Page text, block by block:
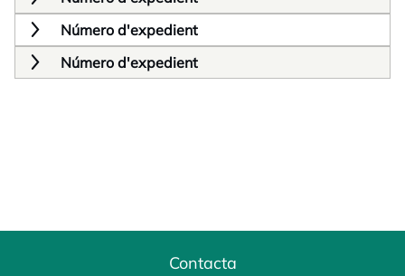
Número d'expedient
Número d'expedient
Contacta